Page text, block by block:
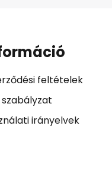
feltételek
irányelvek